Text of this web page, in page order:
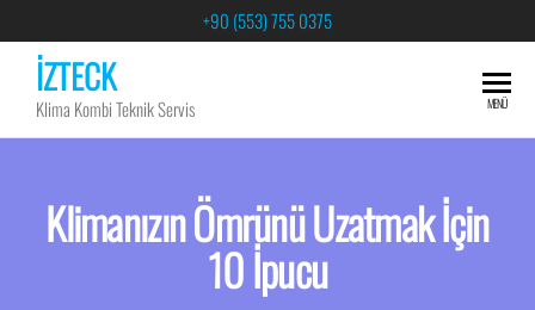
+90 (553) 755 0375
İZTECK
Klima Kombi Teknik Servis MENÜ
Klimanızın Ömrünü Uzatmak İçin
10 İpucu